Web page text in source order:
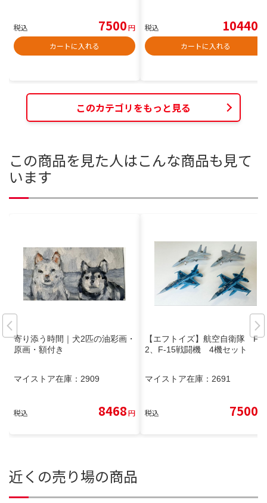
税込 7500円
カートに入れる
税込 10440
カートに入れる
このカテゴリをもっと見る
この商品を見た人はこんな商品も見て
います
寄り添う時間｜犬2匹の油彩画・
原画・額付き
マイストア在庫： 2909
税込 8468円
【エフトイズ】航空自衛隊 F-
2、F-15戦闘機 4機セット
マイストア在庫： 2691
税込 7500
近くの売り場の商品